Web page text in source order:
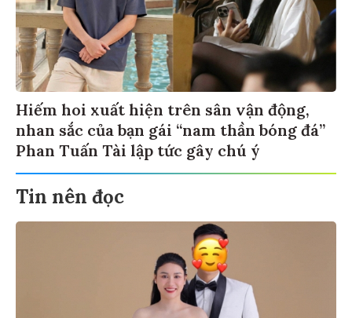
Hiếm hoi xuất hiện trên sân vận động,
nhan sắc của bạn gái “nam thần bóng đá”
Phan Tuấn Tài lập tức gây chú ý
Tin nên đọc